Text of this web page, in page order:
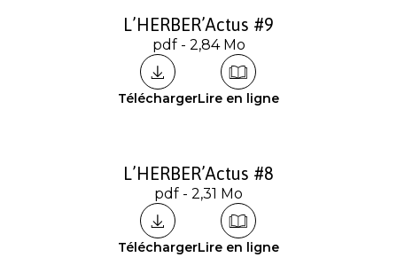
L’HERBER’Actus #9
pdf - 2,84 Mo
TéléchargerLire en ligne
L’HERBER’Actus #8
pdf - 2,31 Mo
TéléchargerLire en ligne